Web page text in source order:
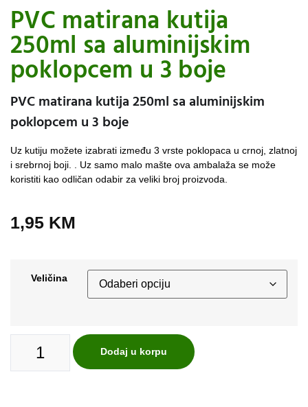
PVC matirana kutija
250ml sa aluminijskim
poklopcem u 3 boje
PVC matirana kutija 250ml sa aluminijskim
poklopcem u 3 boje
Uz kutiju možete izabrati između 3 vrste poklopaca u crnoj, zlatnoj
i srebrnoj boji. . Uz samo malo mašte ova ambalaža se može
koristiti kao odličan odabir za veliki broj proizvoda.
1,95 KM
Veličina
Dodaj u korpu